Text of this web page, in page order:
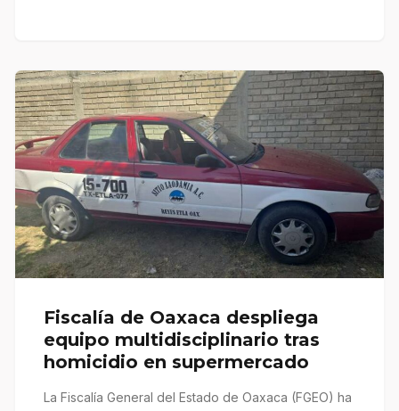
Fiscalía de Oaxaca despliega
equipo multidisciplinario tras
homicidio en supermercado
La Fiscalía General del Estado de Oaxaca (FGEO) ha